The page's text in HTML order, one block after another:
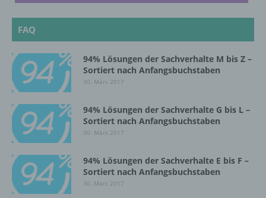
FAQ
94% Lösungen der Sachverhalte M bis Z –
Sortiert nach Anfangsbuchstaben
30. März 2017
94% Lösungen der Sachverhalte G bis L –
Sortiert nach Anfangsbuchstaben
30. März 2017
94% Lösungen der Sachverhalte E bis F –
Sortiert nach Anfangsbuchstaben
30. März 2017
Verarbeitung ist jeder mit oder ohne Hilfe
automatisierter Verfahren ausgeführte
Vorgang oder jede solche Vorgangsreihe im
Zusammenhang mit personenbezogenen
Daten wie das Erheben, das Erfassen, die
die Anpassung oder Veränderung, das
Auslesen, das Abfragen, die Verwendung,
die Offenlegung durch Übermittlung,
Bereitstellung, den Abgleich oder die
Verknüpfung, die Einschränkung, das
Löschen oder die Vernichtung.